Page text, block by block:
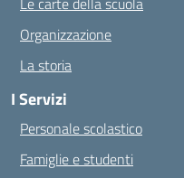
Organizzazione
La storia
I Servizi
Personale scolastico
Famiglie e studenti